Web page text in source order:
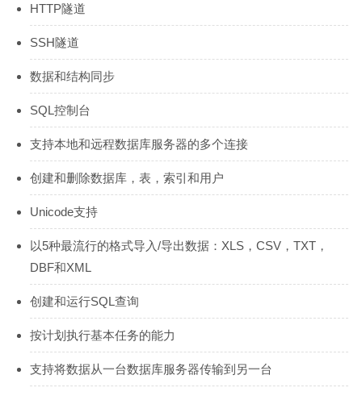
HTTP隧道
SSH隧道
数据和结构同步
SQL控制台
支持本地和远程数据库服务器的多个连接
创建和删除数据库，表，索引和用户
Unicode支持
以5种最流行的格式导入/导出数据：XLS，CSV，TXT，
DBF和XML
创建和运行SQL查询
按计划执行基本任务的能力
支持将数据从一台数据库服务器传输到另一台